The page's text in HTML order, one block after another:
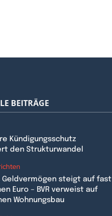
BEITRÄGE
Kündigungsschutz
den Strukturwandel
Geldvermögen steigt auf fast
Euro – BVR verweist auf
Wohnungsbau